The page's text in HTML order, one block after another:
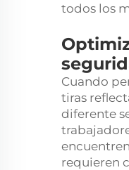
todos los
Cuando
tiras
diferente
requieren